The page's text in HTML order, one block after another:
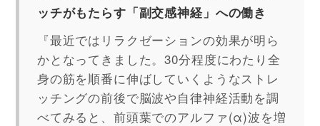
ッチがもたらす「副交感神経」への働き
『最近ではリラクゼーションの効果が明ら
かとなってきました。30分程度にわたり全
身の筋を順番に伸ばしていくようなストレ
ッチングの前後で脳波や自律神経活動を調
べてみると、前頭葉でのアルファ(α)波を増